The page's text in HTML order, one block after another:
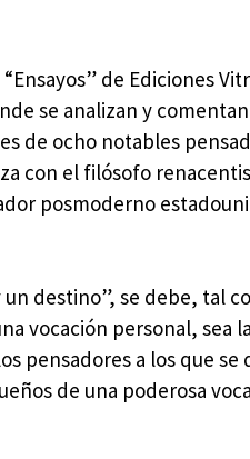
de Ediciones
se analizan y
de ocho notables
con el filósofo
posmoderno
destino”, se debe, tal
vocación personal, sea
pensadores a los que se
de una poderosa